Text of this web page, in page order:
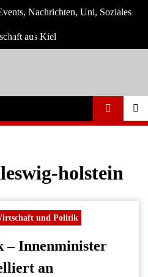
Nachrichten, Uni, Soziales
aus Kiel
aus Kiel und
holstein
und Politik
– Innenminister
an